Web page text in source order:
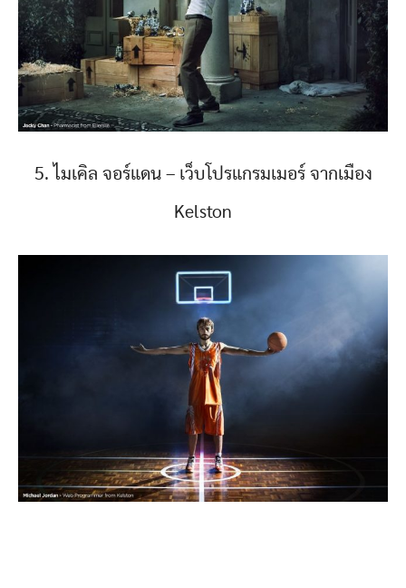
5. ไมเคิล จอร์แดน – เว็บโปรแกรมเมอร์ จากเมือง
Kelston